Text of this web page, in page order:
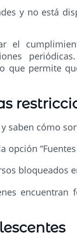
y no está
el
que permite
saben cómo
opción
bloqueados
encuentran